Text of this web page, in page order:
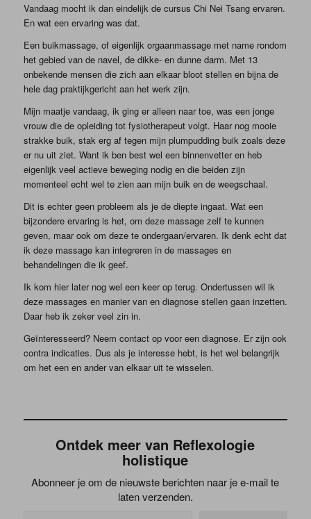
Vandaag mocht ik dan eindelijk de cursus Chi Nei Tsang ervaren.
En wat een ervaring was dat.
Een buikmassage, of eigenlijk orgaanmassage met name rondom
het gebied van de navel, de dikke- en dunne darm. Met 13
onbekende mensen die zich aan elkaar bloot stellen en bijna de
hele dag praktijkgericht aan het werk zijn.
Mijn maatje vandaag, ik ging er alleen naar toe, was een jonge
vrouw die de opleiding tot fysiotherapeut volgt. Haar nog mooie
strakke buik, stak erg af tegen mijn plumpudding buik zoals deze
er nu uit ziet. Want ik ben best wel een binnenvetter en heb
eigenlijk veel actieve beweging nodig en die beiden zijn
momenteel echt wel te zien aan mijn buik en de weegschaal.
Dit is echter geen probleem als je de diepte ingaat. Wat een
bijzondere ervaring is het, om deze massage zelf te kunnen
geven, maar ook om deze te ondergaan/ervaren. Ik denk echt dat
ik deze massage kan integreren in de massages en
behandelingen die ik geef.
Ik kom hier later nog wel een keer op terug. Ondertussen wil ik
deze massages en manier van en diagnose stellen gaan inzetten.
Daar heb ik zeker veel zin in.
Geïnteresseerd? Neem contact op voor een diagnose. Er zijn ook
contra indicaties. Dus als je interesse hebt, is het wel belangrijk
om het een en ander van elkaar uit te wisselen.
Ontdek meer van Reflexologie
holistique
Abonneer je om de nieuwste berichten naar je e-mail te
laten verzenden.